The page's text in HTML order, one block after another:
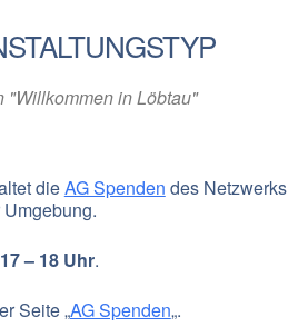
iCalendar
"Willkommen in Löbtau"
dieAG Spenden des Netzwerks
– 18 Uhr.
Seite „AG Spenden„.